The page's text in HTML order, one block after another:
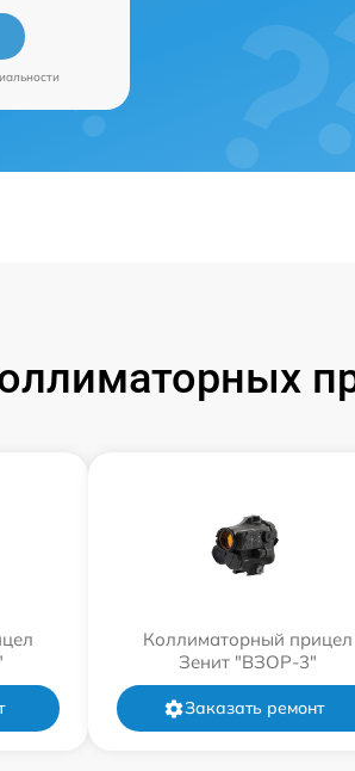
Коллиматорный прицел
Зенит "ВЗОР-3"
Заказать ремонт